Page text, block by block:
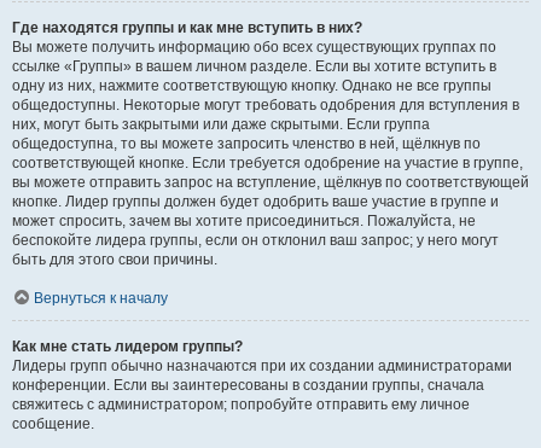
Где находятся группы и как мне вступить в них?
Вы можете получить информацию обо всех существующих группах по
ссылке «Группы» в вашем личном разделе. Если вы хотите вступить в
одну из них, нажмите соответствующую кнопку. Однако не все группы
общедоступны. Некоторые могут требовать одобрения для вступления в
них, могут быть закрытыми или даже скрытыми. Если группа
общедоступна, то вы можете запросить членство в ней, щёлкнув по
соответствующей кнопке. Если требуется одобрение на участие в группе,
вы можете отправить запрос на вступление, щёлкнув по соответствующей
кнопке. Лидер группы должен будет одобрить ваше участие в группе и
может спросить, зачем вы хотите присоединиться. Пожалуйста, не
беспокойте лидера группы, если он отклонил ваш запрос; у него могут
быть для этого свои причины.
Вернуться к началу
Как мне стать лидером группы?
Лидеры групп обычно назначаются при их создании администраторами
конференции. Если вы заинтересованы в создании группы, сначала
свяжитесь с администратором; попробуйте отправить ему личное
сообщение.